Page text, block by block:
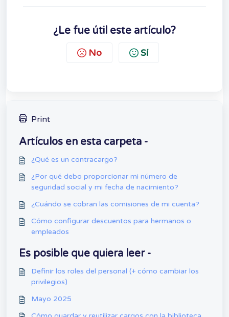
¿Le fue útil este artículo?
No Sí
Print
Artículos en esta carpeta -
¿Qué es un contracargo?
¿Por qué debo proporcionar mi número de
seguridad social y mi fecha de nacimiento?
¿Cuándo se cobran las comisiones de mi cuenta?
Cómo configurar descuentos para hermanos o
empleados
Es posible que quiera leer -
Definir los roles del personal (+ cómo cambiar los
privilegios)
Mayo 2025